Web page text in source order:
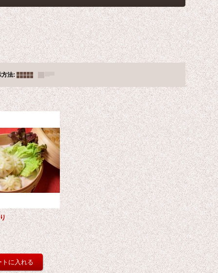
方法: